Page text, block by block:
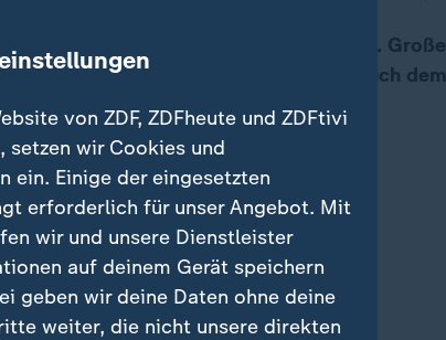
zum Schutz der Hochsee in Kraft. Große
geteilte Forschung - all das kommt auch dem
von ZDF, ZDFheute und ZDFtivi
setzen wir Cookies und
ein. Einige der eingesetzten
erforderlich für unser Angebot. Mit
wir und unsere Dienstleister
auf deinem Gerät speichern
geben wir deine Daten ohne deine
weiter, die nicht unsere direkten